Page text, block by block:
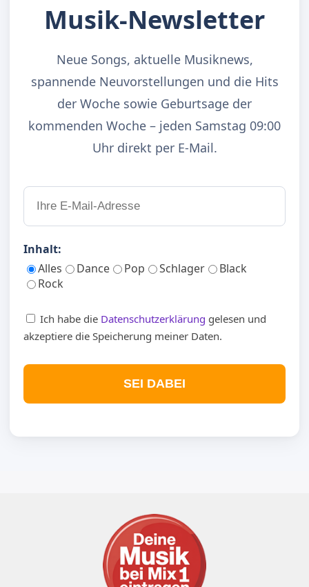
Musik-Newsletter
Neue Songs, aktuelle Musiknews,
spannende Neuvorstellungen und die Hits
der Woche sowie Geburtsage der
kommenden Woche – jeden Samstag 09:00
Uhr direkt per E-Mail.
Inhalt:
Alles
Dance Pop Schlager
Black
Rock
Ich habe die Datenschutzerklärung gelesen und
akzeptiere die Speicherung meiner Daten.
SEI DABEI